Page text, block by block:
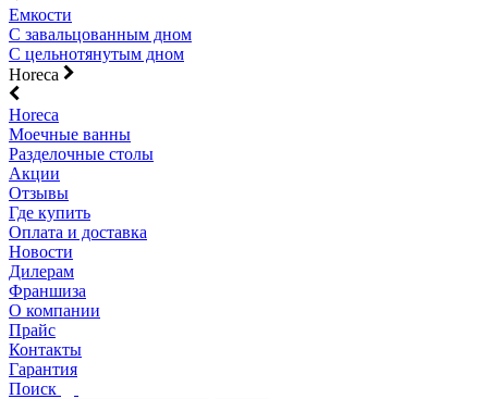
Емкости
С завальцованным дном
С цельнотянутым дном
Horeca
Horeca
Моечные ванны
Разделочные столы
Акции
Отзывы
Где купить
Оплата и доставка
Новости
Дилерам
Франшиза
О компании
Прайс
Контакты
Гарантия
Поиск